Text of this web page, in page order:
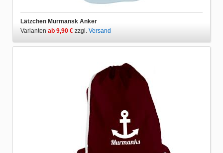
Lätzchen Murmansk Anker
Varianten ab 9,90 € zzgl. Versand